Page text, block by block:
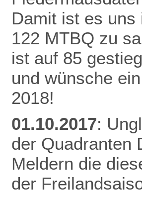
Damit ist es
122 MTBQ zu
ist auf 85
und wünsche
2018!
01.10.2017:
der Quadranten
Meldern die
der